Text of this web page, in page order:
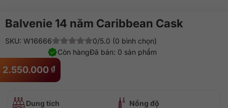
Balvenie 14 năm Caribbean Cask
2.550.000 ₫
SKU: W16666
0/5.0 (0 bình chọn)
Đã bán: 0 sản phẩm
Còn hàng
Dung tích
Nồng độ